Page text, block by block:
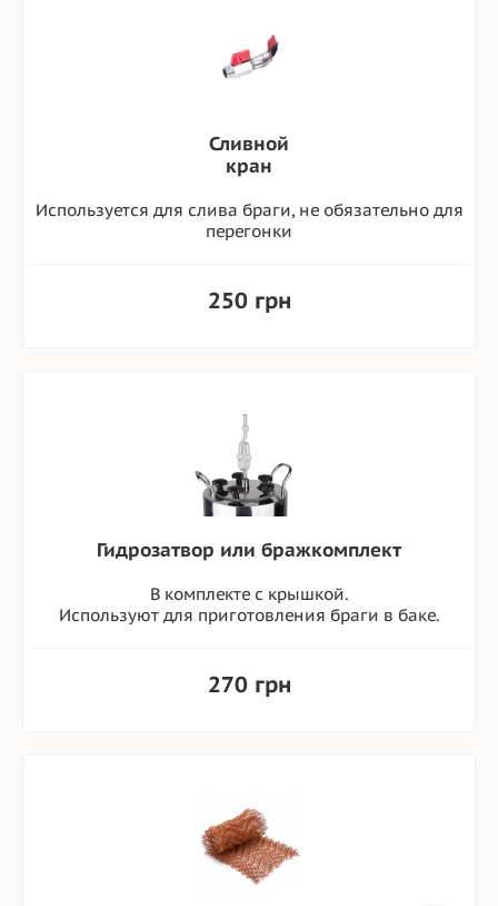
Сливной
кран
Используется для слива браги, не обязательно для
перегонки
250 грн
Гидрозатвор или бражкомплект
В комплекте с крышкой.
Используют для приготовления браги в баке.
270 грн